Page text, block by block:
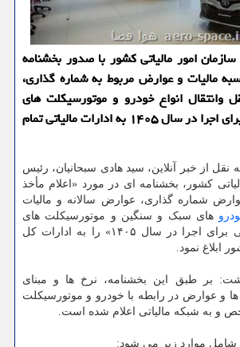
امور مالیاتی کشور با صدور بخشنامه
مالیات و عوارض مربوط به شماره گذاری،
وانتقال انواع خودرو و موتورسیکلت های
داخلی و وارداتی را برای اجرا در سال ۱۴۰۵ به ادارات مالیاتی تمام
نقل از خبر آنلاین، سید هادی سبحانیان، رئیس
کشور، بخشنامه ای در مورد «اعلام مأخذ
شماره گذاری، عوارض سالانه و مالیات
های سبک و سنگین و موتورسیکلت های
تولید داخل و وارداتی برای اجرا در سال ۱۴۰۵» را به ادارات کل
ابلاغ نمود.
بر طبق این بخشنامه، نرخ ها و مبنای
ها و عوارض در رابطه با خودرو و موتورسیکلت
و به شبکه مالیاتی اعلام شده است.
موارد زیر می شود: